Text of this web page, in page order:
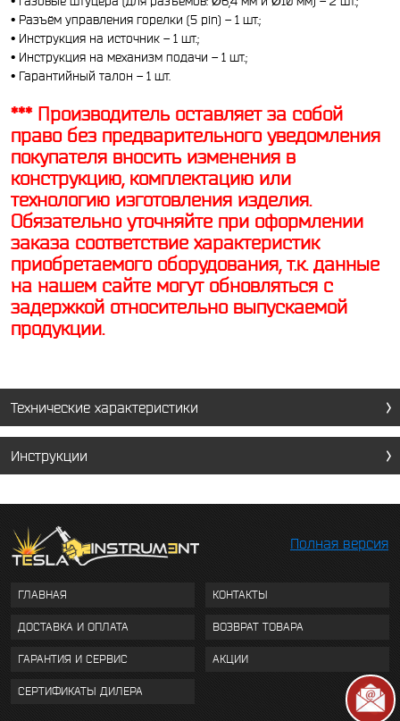
• Разъём управления горелки (5 pin) – 1 шт.;
• Инструкция на источник – 1 шт.;
• Инструкция на механизм подачи – 1 шт.;
• Гарантийный талон – 1 шт.
*** Производитель оставляет за собой
право без предварительного уведомления
покупателя вносить изменения в
конструкцию, комплектацию или
технологию изготовления изделия.
Обязательно уточняйте при оформлении
заказа соответствие характеристик
приобретаемого оборудования, т.к. данные
на нашем сайте могут обновляться с
задержкой относительно выпускаемой
продукции.
Технические характеристики
Инструкции
Полная версия
ГЛАВНАЯ КОНТАКТЫ
ДОСТАВКА И ОПЛАТА ВОЗВРАТ ТОВАРА
ГАРАНТИЯ И СЕРВИС АКЦИИ
СЕРТИФИКАТЫ ДИЛЕРА